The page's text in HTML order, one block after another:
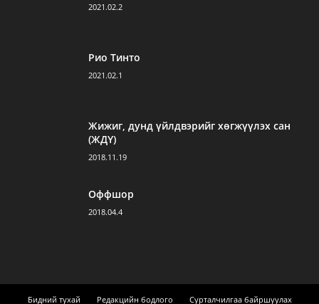
2021.02.2
Рио Тинто
2021.02.1
Жижиг, дунд үйлдвэрийг хөгжүүлэх сан
(ЖДҮ)
2018.11.19
Оффшор
2018.04.4
Бидний тухай Редакцийн бодлого Сурталчилгаа байршуулах